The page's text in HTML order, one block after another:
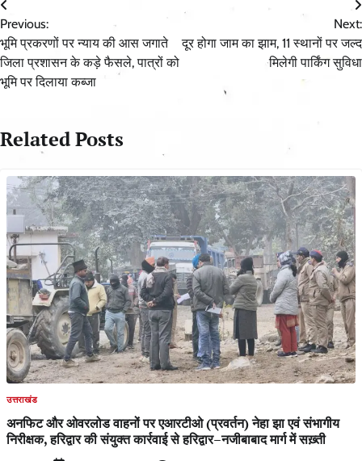
Post
navigation
Previous:
भूमि प्रकरणों पर न्याय की आस जगाते
जिला प्रशासन के कड़े फैसले, पात्रों को
भूमि पर दिलाया कब्जा
Next:
दूर होगा जाम का झाम, 11 स्थानों पर जल्द
मिलेगी पार्किंग सुविधा
Related Posts
उत्तराखंड
अनफिट और ओवरलोड वाहनों पर एआरटीओ (प्रवर्तन) नेहा झा एवं संभागीय
निरीक्षक, हरिद्वार की संयुक्त कार्रवाई से हरिद्वार–नजीबाबाद मार्ग में सख़्ती